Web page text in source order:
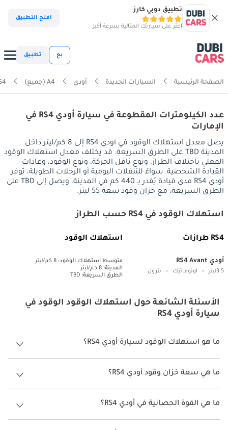
تطبيق دوبي كارز
اعثر على سيارتك المثالية بسرعة أكبر
افتح التطبيق
بع تطبيق
الصفحة الرئيسية السيارات الجديدة أودي A4 (جميع)
عدد الكيلومترات المقطوعة في سيارة أودي RS4 في
الإمارات
يصل معدل استهلاك الوقود في أودي RS4 إلى 8 كم/ليتر داخل
المدينة TBD على الطرق السريعة. قد يختلف معدل استهلاك الوقود
الفعلي باختلاف الطراز، ونوع ناقل الحركة، ونوع الوقود، وعادات
القيادة الشخصية. سواءً للتنقلات اليومية أو الرحلات الطويلة، توفر
أودي RS4 مدى قيادة يُقدر بـ 440 كم في المدينة، ويصل إلى TBD على
الطرق السريعة، مع خزان وقود سعة 55 ليتر.
استهلاك الوقود في RS4 حسب الطراز
RS4 طرازات استهلاك الوقود
أودي RS4 Avant
3.5ليتر اوتوماتيك بترول
متوسط ​​استهلاك الوقود: 8 كم/ليتر
المدينة: 8 كم/ليتر
الطرق السريعة: TBD
الأسئلة الشائعة حول استهلاك الوقود الوقود في
سيارة أودي RS4
ما هو استهلاك الوقود لسيارة أودي RS4؟
يتراوح استهلاك الوقود لسيارة أودي RS4 بين 8 كم/ليتر.
ما هي سعة خزان وقود أودي RS4؟
سعة خزان وقود أودي RS4 55 ليتر.
ما هي القوة الحصانية في أودي RS4؟
تنتج أودي RS4 قوة 450 حصان.